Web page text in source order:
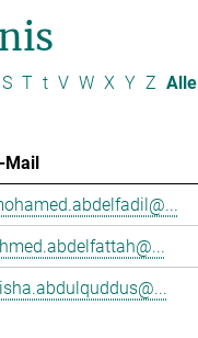
S T t V W X Y Z Alle
Mail